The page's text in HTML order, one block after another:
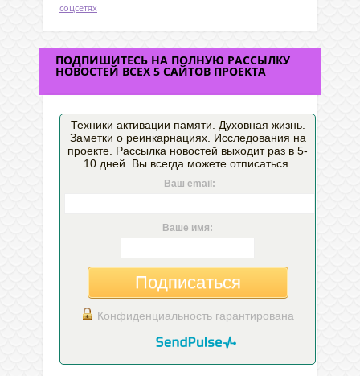
соцсетях
ПОДПИШИТЕСЬ НА ПОЛНУЮ РАССЫЛКУ
НОВОСТЕЙ ВСЕХ 5 САЙТОВ ПРОЕКТА
Техники активации памяти. Духовная жизнь.
Заметки о реинкарнациях. Исследования на
проекте. Рассылка новостей выходит раз в 5-
10 дней. Вы всегда можете отписаться.
Ваш email:
Ваше имя:
Подписаться
Конфиденциальность гарантирована